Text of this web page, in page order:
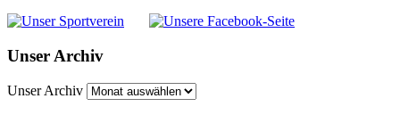
Unser Archiv
Unser Archiv